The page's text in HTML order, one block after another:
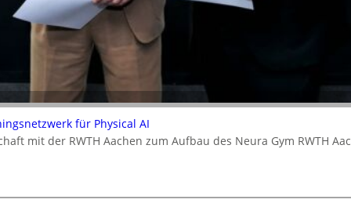
für Physical AI
mit der RWTH Aachen zum Aufbau des Neura Gym RWTH